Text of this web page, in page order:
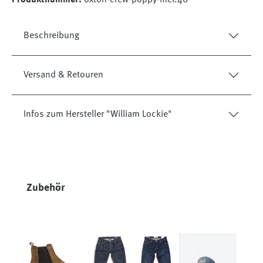
Beschreibung
Versand & Retouren
Infos zum Hersteller "William Lockie"
Produktgalerie überspringen
Zubehör